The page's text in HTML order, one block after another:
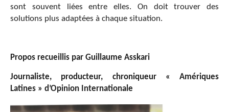
sont souvent liées entre elles. On doit trouver des
solutions plus adaptées à chaque situation.
Propos recueillis par Guillaume Asskari
Journaliste, producteur, chroniqueur « Amériques
Latines » d’Opinion Internationale